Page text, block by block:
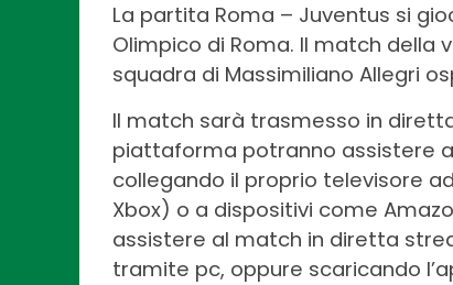
La partita Roma – Juventus si
Olimpico di Roma. Il match
squadra di Massimiliano Allegri
Il match sarà trasmesso in
piattaforma potranno assistere
collegando il proprio televisore ad
Xbox) o a dispositivi come
assistere al match in diretta
tramite pc, oppure scaricando